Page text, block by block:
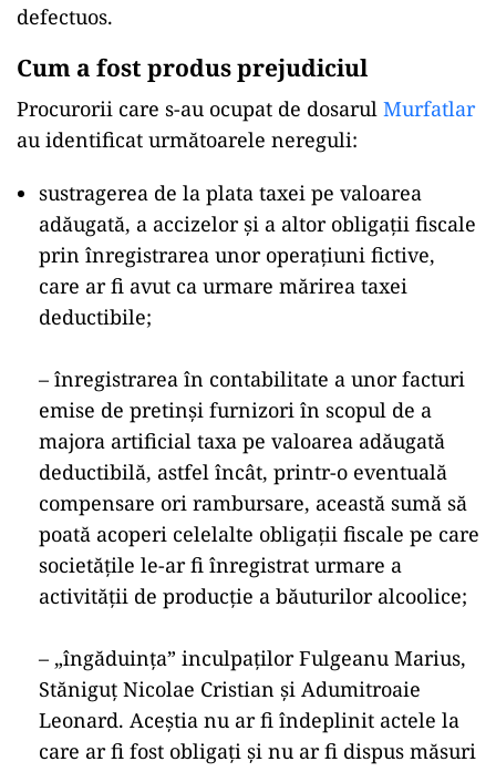
defectuos.
Cum a fost produs prejudiciul
Procurorii care s-au ocupat de dosarul Murfatlar
au identificat următoarele nereguli:
sustragerea de la plata taxei pe valoarea
adăugată, a accizelor şi a altor obligaţii fiscale
prin înregistrarea unor operaţiuni fictive,
care ar fi avut ca urmare mărirea taxei
deductibile;
– înregistrarea în contabilitate a unor facturi
emise de pretinşi furnizori în scopul de a
majora artificial taxa pe valoarea adăugată
deductibilă, astfel încât, printr-o eventuală
compensare ori rambursare, această sumă să
poată acoperi celelalte obligaţii fiscale pe care
societăţile le-ar fi înregistrat urmare a
activităţii de producţie a băuturilor alcoolice;
– „îngăduinţa” inculpaţilor Fulgeanu Marius,
Stăniguţ Nicolae Cristian şi Adumitroaie
Leonard. Aceștia nu ar fi îndeplinit actele la
care ar fi fost obligaţi şi nu ar fi dispus măsuri